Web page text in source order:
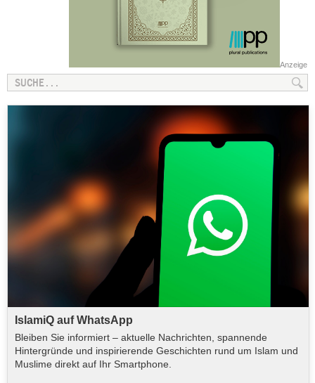
Anzeige
IslamiQ auf WhatsApp
Bleiben Sie informiert – aktuelle Nachrichten, spannende
Hintergründe und inspirierende Geschichten rund um Islam und
Muslime direkt auf Ihr Smartphone.